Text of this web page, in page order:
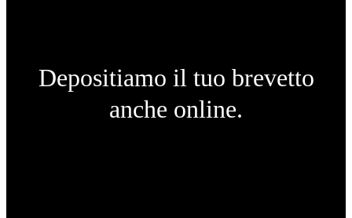
Depositiamo il tuo brevetto
anche online.